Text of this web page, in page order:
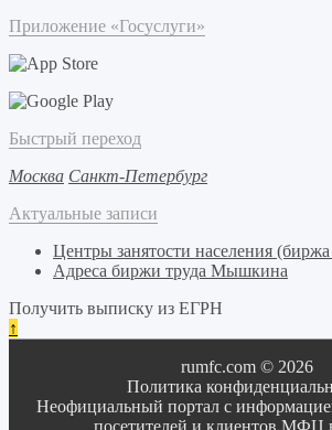
Приложение «Госуслуги»
Быстрый переход
Москва Санкт-Петербург
Актуальные записи
Центры занятости населения (биржа
Адреса биржи труда Мышкина
Получить выписку из ЕГРН
↑
rumfc.com © 2026
Политика
Неофициальный портал с